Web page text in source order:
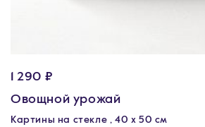
1 290 ₽
Овощной урожай
Картины на стекле , 40 х 50 см